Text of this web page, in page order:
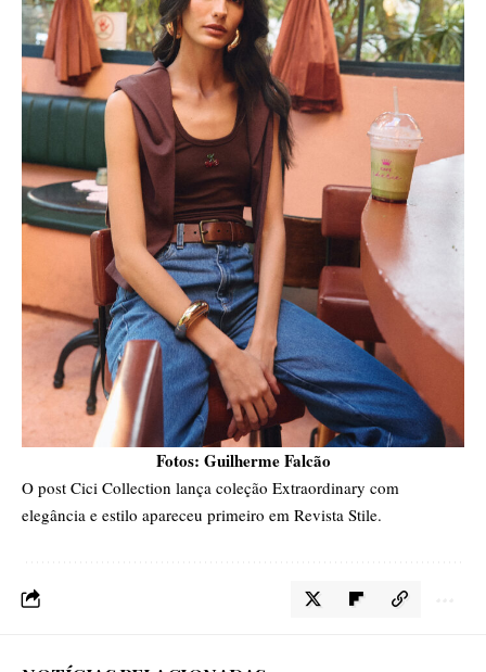
Fotos: Guilherme Falcão
O post Cici Collection lança coleção Extraordinary com
elegância e estilo apareceu primeiro em Revista Stile.